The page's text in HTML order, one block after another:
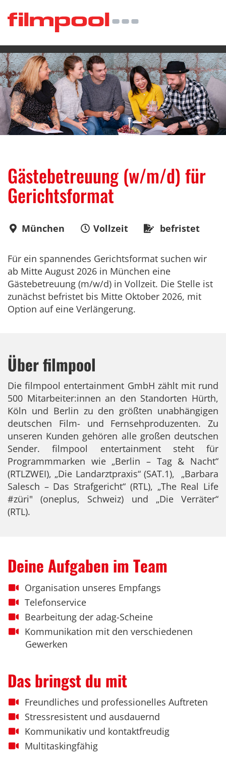
Gästebetreuung (w/m/d) für
Gerichtsformat
München Vollzeit befristet
Für ein spannendes Gerichtsformat suchen wir
ab Mitte August 2026 in München eine
Gästebetreuung (m/w/d) in Vollzeit. Die Stelle ist
zunächst befristet bis Mitte Oktober 2026, mit
Option auf eine Verlängerung.
Über filmpool
Die filmpool entertainment GmbH zählt mit rund
500 Mitarbeiter:innen an den Standorten Hürth,
Köln und Berlin zu den größten unabhängigen
deutschen Film- und Fernsehproduzenten. Zu
unseren Kunden gehören alle großen deutschen
Sender. filmpool entertainment steht für
Programmmarken wie „Berlin – Tag & Nacht“
(RTLZWEI), „Die Landarztpraxis“ (SAT.1), „Barbara
Salesch – Das Strafgericht“ (RTL), „The Real Life
#züri" (oneplus, Schweiz) und „Die Verräter“
(RTL).
Deine Aufgaben im Team
Organisation unseres Empfangs
Telefonservice
Bearbeitung der adag-Scheine
Kommunikation mit den verschiedenen
Gewerken
Das bringst du mit
Freundliches und professionelles Auftreten
Stressresistent und ausdauernd
Kommunikativ und kontaktfreudig
Multitaskingfähig